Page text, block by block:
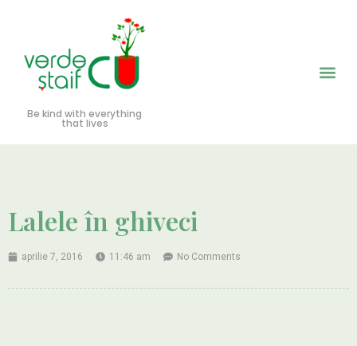
Be kind with everything
that lives
Lalele în ghiveci
aprilie 7, 2016 11:46 am No Comments